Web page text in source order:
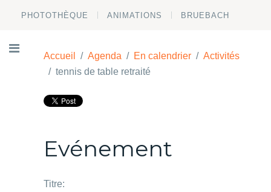
PHOTOTHÈQUE ANIMATIONS BRUEBACH
Accueil Agenda En calendrier
Activités
tennis de table retraité
Evénement
Titre: